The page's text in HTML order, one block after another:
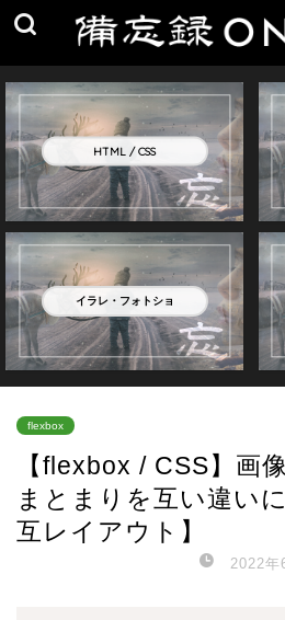
プレミアプロ ワードプレス HTML /
HTML / CSS
イラレ・フォトショ
flexbox
【flexbox / CSS】画
まとまりを互い違い
互レイアウト】
2022年